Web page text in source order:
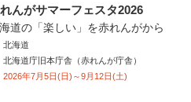
んがサマーフェスタ2026
道の「楽しい」を赤れんがから
北海道
北海道庁旧本庁舎（赤れんが庁舎）
2026年7月5日(日)～9月12日(土)